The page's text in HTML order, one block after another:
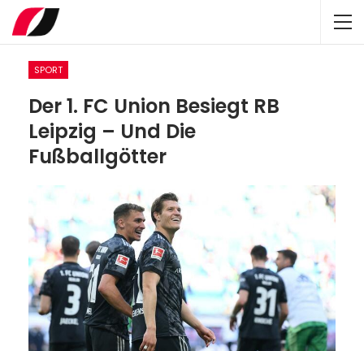
SPORT
Der 1. FC Union Besiegt RB
Leipzig – Und Die
Fußballgötter